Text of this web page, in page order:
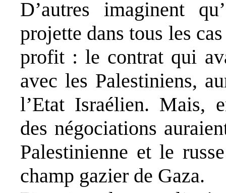
D’autres imaginent
projette dans tous les
profit : le contrat qui
avec les Palestiniens,
l’Etat Israélien. Mais,
des négociations
Palestinienne et le
champ gazier de Gaza.